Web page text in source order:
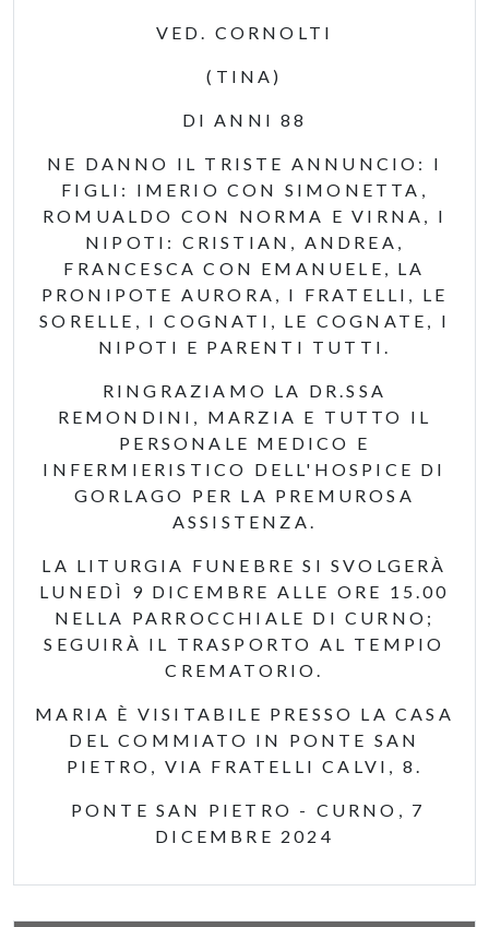
VED. CORNOLTI
(TINA)
DI ANNI 88
NE DANNO IL TRISTE ANNUNCIO: I
FIGLI: IMERIO CON SIMONETTA,
ROMUALDO CON NORMA E VIRNA, I
NIPOTI: CRISTIAN, ANDREA,
FRANCESCA CON EMANUELE, LA
PRONIPOTE AURORA, I FRATELLI, LE
SORELLE, I COGNATI, LE COGNATE, I
NIPOTI E PARENTI TUTTI.
RINGRAZIAMO LA DR.SSA
REMONDINI, MARZIA E TUTTO IL
PERSONALE MEDICO E
INFERMIERISTICO DELL'HOSPICE DI
GORLAGO PER LA PREMUROSA
ASSISTENZA.
LA LITURGIA FUNEBRE SI SVOLGERÀ
LUNEDÌ 9 DICEMBRE ALLE ORE 15.00
NELLA PARROCCHIALE DI CURNO;
SEGUIRÀ IL TRASPORTO AL TEMPIO
CREMATORIO.
MARIA È VISITABILE PRESSO LA CASA
DEL COMMIATO IN PONTE SAN
PIETRO, VIA FRATELLI CALVI, 8.
PONTE SAN PIETRO - CURNO, 7
DICEMBRE 2024